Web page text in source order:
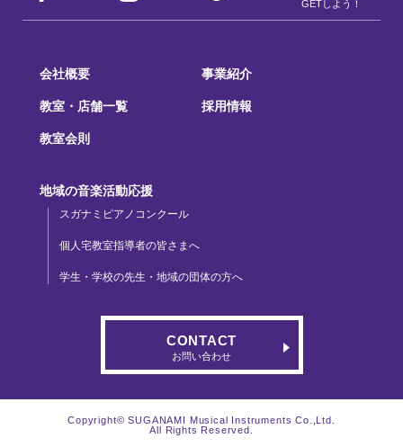
GETしよう！
会社概要 事業紹介
教室・店舗一覧 採用情報
教室会則
地域の音楽活動応援
スガナミピアノコンクール
個人宅教室指導者の皆さまへ
学生・学校の先生・地域の団体の方へ
CONTACT
お問い合わせ
Copyright© SUGANAMI Musical Instruments Co.,Ltd.
All Rights Reserved.